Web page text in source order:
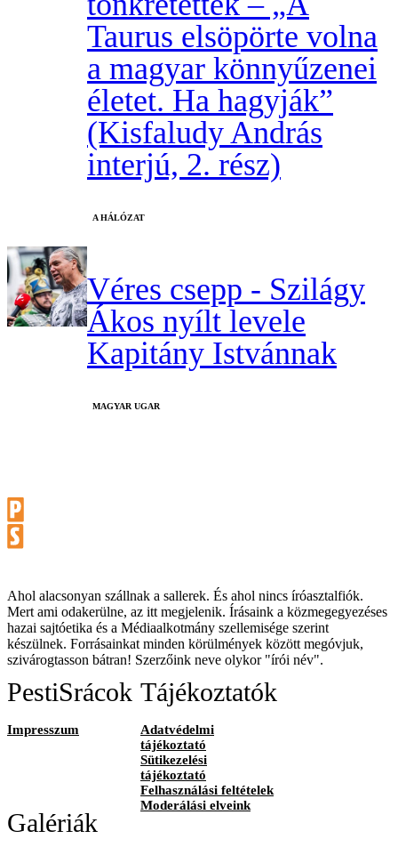
Taurus elsöpörte volna
a magyar könnyűzenei
életet. Ha hagyják”
(Kisfaludy András
interjú, 2. rész)
A HÁLÓZAT
Véres csepp - Szilágy
Ákos nyílt levele
Kapitány Istvánnak
MAGYAR UGAR
Ahol alacsonyan szállnak a sallerek. És ahol nincs íróasztalfiók.
Mert ami odakerülne, az itt megjelenik. Írásaink a közmegegyezéses
hazai sajtóetika és a Médiaalkotmány szellemisége szerint
készülnek. Forrásainkat minden körülmények között megóvjuk,
szivárogtasson bátran! Szerzőink neve olykor "írói név".
PestiSrácok
Impresszum
Tájékoztatók
Adatvédelmi
tájékoztató
Sütikezelési
tájékoztató
Felhasználási feltételek
Moderálási elveink
Galériák